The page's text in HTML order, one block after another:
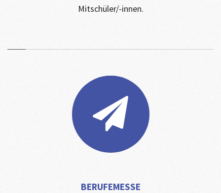
Mitschüler/-innen.
BERUFEMESSE